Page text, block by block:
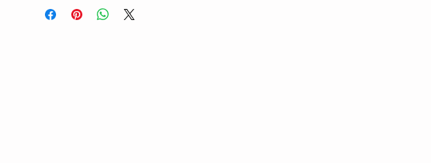
お支払方法：先払い(代金引替不可)
する商品の欠陥や不良、また誤った商品が配送された場